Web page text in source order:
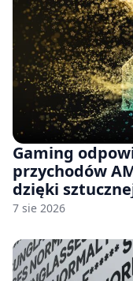
Gaming
przychodów
dzięki
7 sie 2026